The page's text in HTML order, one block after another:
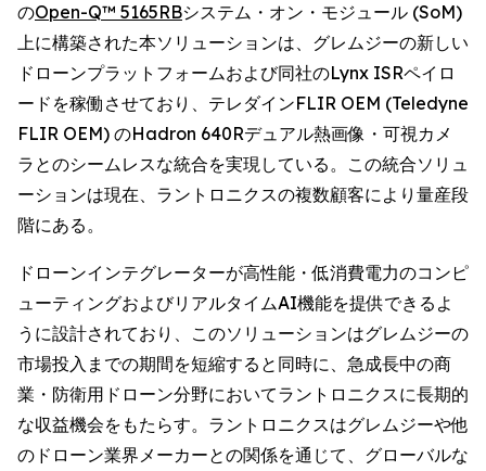
のOpen-Q™ 5165RBシステム・オン・モジュール (SoM)
上に構築された本ソリューションは、グレムジーの新しい
ドローンプラットフォームおよび同社のLynx ISRペイロ
ードを稼働させており、テレダインFLIR OEM (Teledyne
FLIR OEM) のHadron 640Rデュアル熱画像・可視カメ
ラとのシームレスな統合を実現している。この統合ソリュ
ーションは現在、ラントロニクスの複数顧客により量産段
階にある。
ドローンインテグレーターが高性能・低消費電力のコンピ
ューティングおよびリアルタイムAI機能を提供できるよ
うに設計されており、このソリューションはグレムジーの
市場投入までの期間を短縮すると同時に、急成長中の商
業・防衛用ドローン分野においてラントロニクスに長期的
な収益機会をもたらす。ラントロニクスはグレムジーや他
のドローン業界メーカーとの関係を通じて、グローバルな